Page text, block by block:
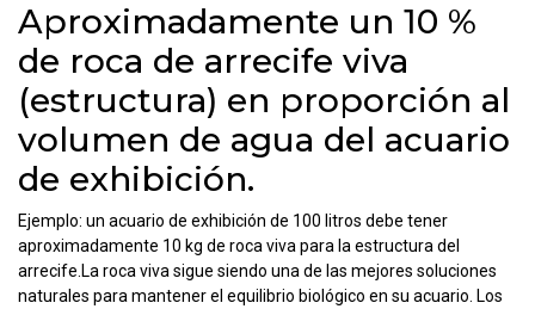
Aproximadamente un 10 %
de roca de arrecife viva
(estructura) en proporción al
volumen de agua del acuario
de exhibición.
Ejemplo: un acuario de exhibición de 100 litros debe tener
aproximadamente 10 kg de roca viva para la estructura del
arrecife.La roca viva sigue siendo una de las mejores soluciones
naturales para mantener el equilibrio biológico en su acuario. Los